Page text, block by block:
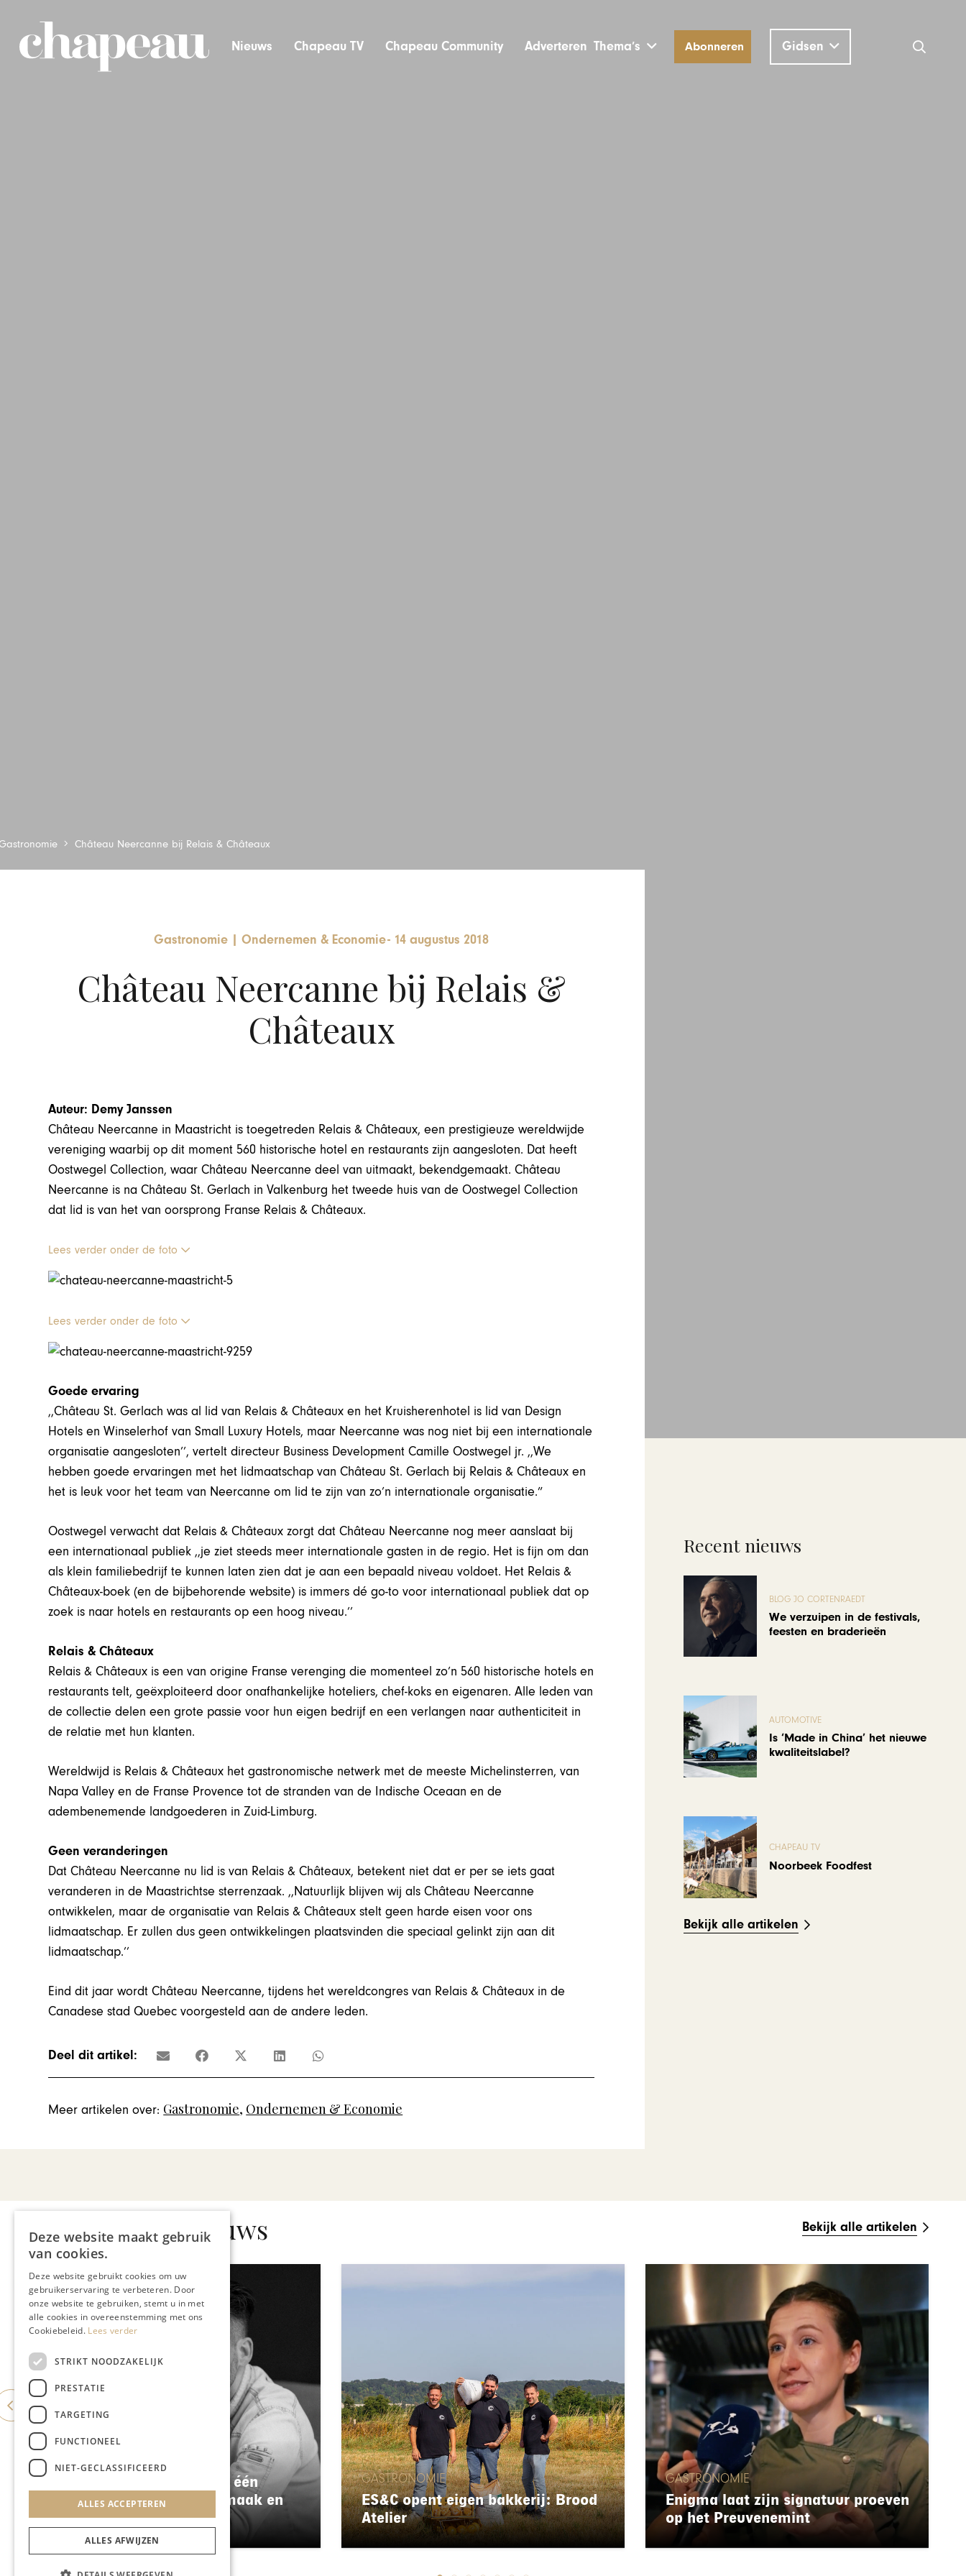
Nieuws Chapeau TV Chapeau Community Adverteren Thema’s Abonneren Gidsen
Château Neercanne bij Relais & Châteaux
Gastronomie Ondernemen & Economie- 14 augustus 2018
Château Neercanne bij Relais &
Châteaux
Auteur: Demy Janssen
Château Neercanne in Maastricht is toegetreden Relais & Châteaux, een prestigieuze wereldwijde
vereniging waarbij op dit moment 560 historische hotel en restaurants zijn aangesloten. Dat heeft
Oostwegel Collection, waar Château Neercanne deel van uitmaakt, bekendgemaakt. Château
Neercanne is na Château St. Gerlach in Valkenburg het tweede huis van de Oostwegel Collection
dat lid is van het van oorsprong Franse Relais & Châteaux.
Lees verder onder de foto
Lees verder onder de foto
Goede ervaring
,,Château St. Gerlach was al lid van Relais & Châteaux en het Kruisherenhotel is lid van Design
Hotels en Winselerhof van Small Luxury Hotels, maar Neercanne was nog niet bij een internationale
organisatie aangesloten’’, vertelt directeur Business Development Camille Oostwegel jr. ,,We
hebben goede ervaringen met het lidmaatschap van Château St. Gerlach bij Relais & Châteaux en
het is leuk voor het team van Neercanne om lid te zijn van zo’n internationale organisatie.”
Oostwegel verwacht dat Relais & Châteaux zorgt dat Château Neercanne nog meer aanslaat bij
een internationaal publiek ,,je ziet steeds meer internationale gasten in de regio. Het is fijn om dan
als klein familiebedrijf te kunnen laten zien dat je aan een bepaald niveau voldoet. Het Relais &
Châteaux-boek (en de bijbehorende website) is immers dé go-to voor internationaal publiek dat op
zoek is naar hotels en restaurants op een hoog niveau.’’
Relais & Châteaux
Relais & Châteaux is een van origine Franse verenging die momenteel zo’n 560 historische hotels en
restaurants telt, geëxploiteerd door onafhankelijke hoteliers, chef-koks en eigenaren. Alle leden van
de collectie delen een grote passie voor hun eigen bedrijf en een verlangen naar authenticiteit in
de relatie met hun klanten.
Wereldwijd is Relais & Châteaux het gastronomische netwerk met de meeste Michelinsterren, van
Napa Valley en de Franse Provence tot de stranden van de Indische Oceaan en de
adembenemende landgoederen in Zuid-Limburg.
Geen veranderingen
Dat Château Neercanne nu lid is van Relais & Châteaux, betekent niet dat er per se iets gaat
veranderen in de Maastrichtse sterrenzaak. ,,Natuurlijk blijven wij als Château Neercanne
ontwikkelen, maar de organisatie van Relais & Châteaux stelt geen harde eisen voor ons
lidmaatschap. Er zullen dus geen ontwikkelingen plaatsvinden die speciaal gelinkt zijn aan dit
lidmaatschap.’’
Eind dit jaar wordt Château Neercanne, tijdens het wereldcongres van Relais & Châteaux in de
Canadese stad Quebec voorgesteld aan de andere leden.
Deel dit artikel:
Meer artikelen over: Gastronomie, Ondernemen & Economie
Recent nieuws
BLOG JO CORTENRAEDT
We verzuipen in de festivals,
feesten en braderieën
AUTOMOTIVE
Is ‘Made in China’ het nieuwe
kwaliteitslabel?
CHAPEAU TV
Noorbeek Foodfest
Bekijk alle artikelen
Gerelateerd nieuws Bekijk alle artikelen
Damianz stapt over naar één
menu: meer kwaliteit, smaak en
duurzaamheid
GASTRONOMIE
ES&C opent eigen bakkerij: Brood
Atelier
GASTRONOMIE
Enigma laat zijn signatuur proeven
op het Preuvenemint
Deze website maakt gebruik
van cookies.
Deze website gebruikt cookies om uw
gebruikerservaring te verbeteren. Door
onze website te gebruiken, stemt u in met
alle cookies in overeenstemming met ons
Cookiebeleid. Lees verder
STRIKT NOODZAKELIJK
PRESTATIE
TARGETING
FUNCTIONEEL
NIET-GECLASSIFICEERD
ALLES ACCEPTEREN
ALLES AFWIJZEN